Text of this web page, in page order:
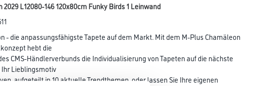
L12080-146 120x80cm Funky Birds 1 Leinwand
- die anpassungsfähigste Tapete auf dem Markt. Mit dem M-Plus Chamäleon
hebt die
CMS-Händlerverbunds die Individualisierung von Tapeten auf die nächste
Ihr Lieblingsmotiv
aufgeteilt in 10 aktuelle Trendthemen, oder lassen Sie Ihre eigenen